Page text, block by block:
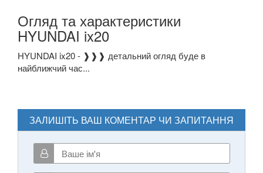
Огляд та характеристики
HYUNDAI ix20
HYUNDAI ix20 - ❱❱❱ детальний огляд буде в
найближчий час...
ЗАЛИШІТЬ ВАШ КОМЕНТАР ЧИ ЗАПИТАННЯ